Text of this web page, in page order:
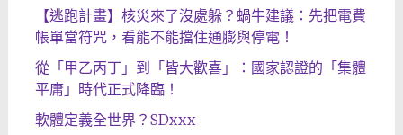
【逃跑計畫】核災來了沒處躲？蝸牛建議：先把電費
帳單當符咒，看能不能擋住通膨與停電！
從「甲乙丙丁」到「皆大歡喜」：國家認證的「集體
平庸」時代正式降臨！
軟體定義全世界？SDxxx